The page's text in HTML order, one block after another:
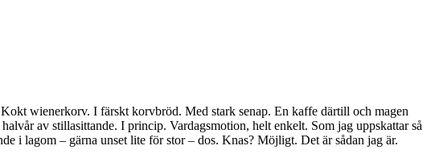
wienerkorv. I färskt korvbröd. Med stark senap. En kaffe därtill och magen
av stillasittande. I princip. Vardagsmotion, helt enkelt. Som jag uppskattar så
lagom – gärna unset lite för stor – dos. Knas? Möjligt. Det är sådan jag är.